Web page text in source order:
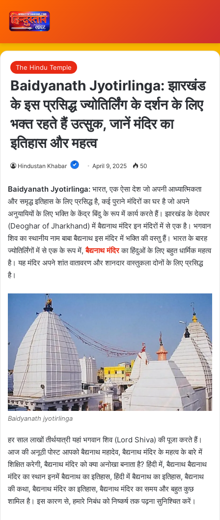
The Hindu Temple
Baidyanath Jyotirlinga: झारखंड
के इस प्रसिद्ध ज्योतिर्लिंग के दर्शन के लिए
भक्त रहते हैं उत्सुक, जानें मंदिर का
इतिहास और महत्व
Hindustan Khabar April 9, 2025 50
Baidyanath Jyotirlinga: भारत, एक ऐसा देश जो अपनी आध्यात्मिकता
और समृद्ध इतिहास के लिए प्रसिद्ध है, कई पुराने मंदिरों का घर है जो अपने
अनुयायियों के लिए भक्ति के केंद्र बिंदु के रूप में कार्य करते हैं। झारखंड के देवघर
(Deoghar of Jharkhand) में बैद्यनाथ मंदिर इन मंदिरों में से एक है। भगवान
शिव का स्थानीय नाम बाबा बैद्यनाथ इस मंदिर में भक्ति की वस्तु हैं। भारत के बारह
ज्योतिर्लिंगों में से एक के रूप में,बैद्यनाथ मंदिरका हिंदुओं के लिए बहुत धार्मिक महत्व
है। यह मंदिर अपने शांत वातावरण और शानदार वास्तुकला दोनों के लिए प्रसिद्ध
है।
Baidyanath jyotirlinga
हर साल लाखों तीर्थयात्री यहां भगवान शिव (Lord Shiva) की पूजा करते हैं।
आज की अनूठी पोस्ट आपको बैद्यनाथ महादेव, बैद्यनाथ मंदिर के महत्व के बारे में
शिक्षित करेगी, बैद्यनाथ मंदिर को क्या अनोखा बनाता है? हिंदी में, बैद्यनाथ बैद्यनाथ
मंदिर का स्थान इनमें बैद्यनाथ का इतिहास, हिंदी में बैद्यनाथ का इतिहास, बैद्यनाथ
की कथा, बैद्यनाथ मंदिर का इतिहास, बैद्यनाथ मंदिर का समय और बहुत कुछ
शामिल है। इस कारण से, हमारे निबंध को निष्कर्ष तक पढ़ना सुनिश्चित करें।